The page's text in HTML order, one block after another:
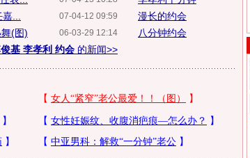
07-04-12 09:59
...
06-03-29 12:14
(图)
基 李孝利 约会 的新闻>>
漫长的约会
八分钟约会